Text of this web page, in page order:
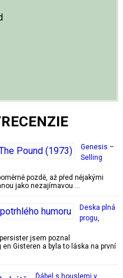
Genesis –
Selling
pozdě, až před nějakými
jako nezajímavou …
Deska plná
progu,
jsem poznal
Gisteren a byla to láska na první
Ďábel s houslemi v